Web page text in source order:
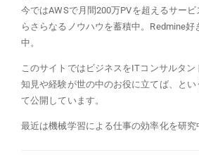
今ではAWSで月間200万PVを超えるサー
らさらなるノウハウを蓄積中。Redmine好
中。
このサイトではビジネスをITコンサルタ
知見や経験が世の中のお役に立てば、とい
て公開しています。
最近は機械学習による仕事の効率化を研究